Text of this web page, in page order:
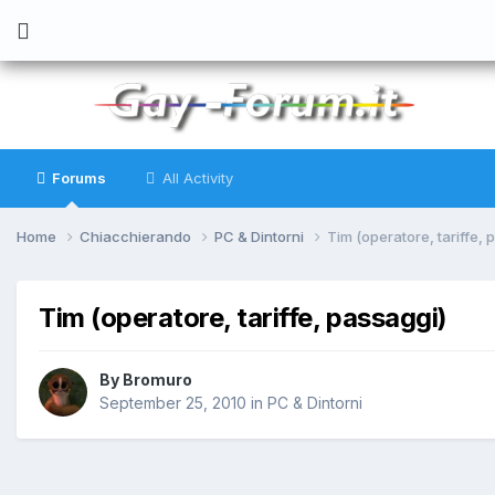
Forums All Activity
Home Chiacchierando PC & Dintorni Tim (operatore, tariffe,
Tim (operatore, tariffe, passaggi)
By Bromuro
September 25, 2010 in PC & Dintorni